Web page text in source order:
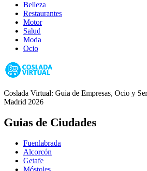
Belleza
Restaurantes
Motor
Salud
Moda
Ocio
Coslada Virtual: Guia de Empresas, Ocio y
Madrid 2026
Guias de Ciudades
Fuenlabrada
Alcorcón
Getafe
Móstoles